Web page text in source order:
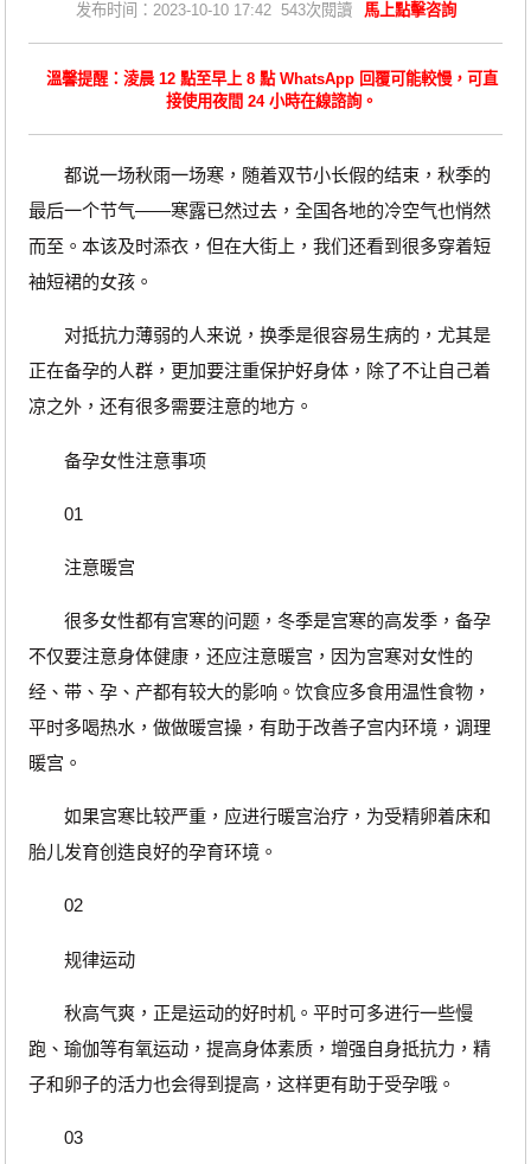
发布时间：2023-10-10 17:42 543次閱讀 馬上點擊咨詢
溫馨提醒：淩晨 12 點至早上 8 點 WhatsApp 回覆可能較慢，可直
接使用夜間 24 小時在線諮詢。
都说一场秋雨一场寒，随着双节小长假的结束，秋季的
最后一个节气——寒露已然过去，全国各地的冷空气也悄然
而至。本该及时添衣，但在大街上，我们还看到很多穿着短
袖短裙的女孩。
对抵抗力薄弱的人来说，换季是很容易生病的，尤其是
正在备孕的人群，更加要注重保护好身体，除了不让自己着
凉之外，还有很多需要注意的地方。
备孕女性注意事项
01
注意暖宫
很多女性都有宫寒的问题，冬季是宫寒的高发季，备孕
不仅要注意身体健康，还应注意暖宫，因为宫寒对女性的
经、带、孕、产都有较大的影响。饮食应多食用温性食物，
平时多喝热水，做做暖宫操，有助于改善子宫内环境，调理
暖宫。
如果宫寒比较严重，应进行暖宫治疗，为受精卵着床和
胎儿发育创造良好的孕育环境。
02
规律运动
秋高气爽，正是运动的好时机。平时可多进行一些慢
跑、瑜伽等有氧运动，提高身体素质，增强自身抵抗力，精
子和卵子的活力也会得到提高，这样更有助于受孕哦。
03